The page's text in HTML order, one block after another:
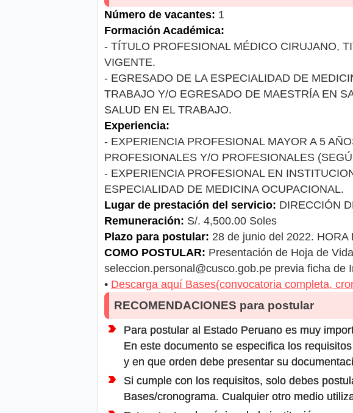
Número de vacantes: 1
Formación Académica:
- TÍTULO PROFESIONAL MÉDICO CIRUJANO,
VIGENTE.
- EGRESADO DE LA ESPECIALIDAD DE
TRABAJO Y/O EGRESADO DE MAESTRÍA EN
SALUD EN EL TRABAJO.
Experiencia:
- EXPERIENCIA PROFESIONAL MAYOR A 5
PROFESIONALES Y/O PROFESIONALES
- EXPERIENCIA PROFESIONAL EN
ESPECIALIDAD DE MEDICINA OCUPACIONAL.
Lugar de prestación del servicio: DIRECCIÓN
Remuneración: S/. 4,500.00 Soles
Plazo para postular: 28 de junio del 2022. HORA
COMO POSTULAR: Presentación de Hoja de
seleccion.personal@cusco.gob.pe previa ficha de
• Descarga aquí Bases(convocatoria completa,
RECOMENDACIONES para postular
Para postular al Estado Peruano es muy
En este documento se especifica los
y en que orden debe presentar su
Si cumple con los requisitos, solo debes
Bases/cronograma. Cualquier otro medio